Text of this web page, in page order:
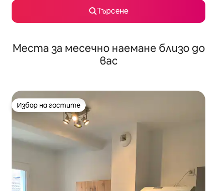
Търсене
Места за месечно наемане близо до
вас
Избор на гостите
Избор на гостите